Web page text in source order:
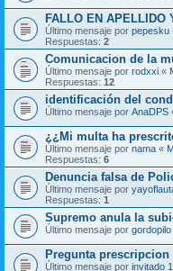
FALLO EN APELLIDO
Último mensaje por pepesku
Respuestas: 2
Comunicacion de la
Último mensaje por rodxxi «
Respuestas: 12
identificación del
Último mensaje por AnaDPS
¿¿Mi multa ha
Último mensaje por nama «
Respuestas: 6
Denuncia falsa de
Último mensaje por
Respuestas: 1
Supremo anula la
Último mensaje por gordopilo
Pregunta prescripcion
Último mensaje por invitado